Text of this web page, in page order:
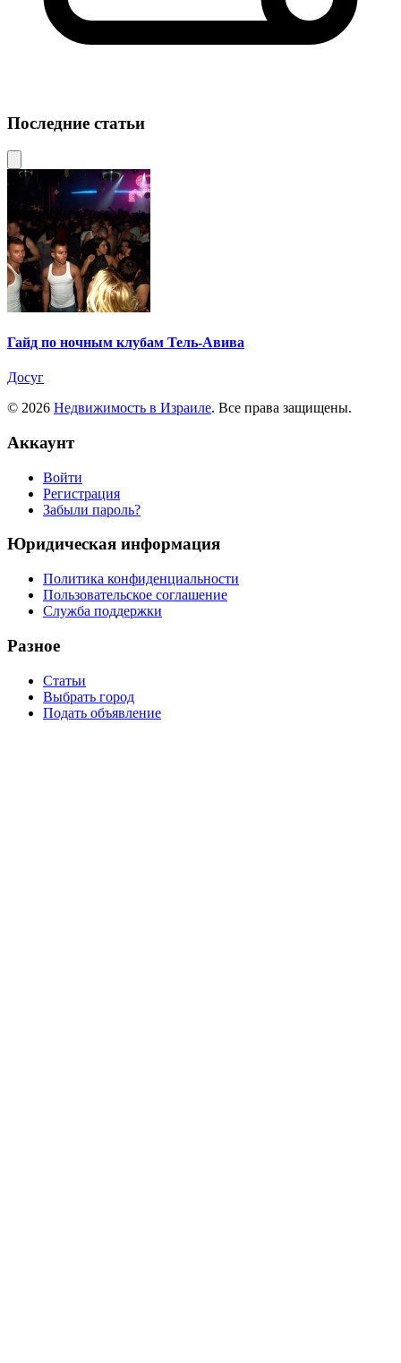
Последние статьи
Гайд по ночным клубам Тель-Авива
Досуг
© 2026 Недвижимость в Израиле. Все права защищены.
Аккаунт
Войти
Регистрация
Забыли пароль?
Юридическая информация
Политика конфиденциальности
Пользовательское соглашение
Служба поддержки
Разное
Статьи
Выбрать город
Подать объявление